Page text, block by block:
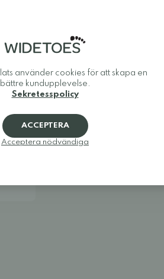
och
den
47: 30,7 cm
Ytterligare
använder cookies för att skapa en
bättre kundupplevelse.
Sekretesspolicy
ACCEPTERA
Acceptera nödvändiga